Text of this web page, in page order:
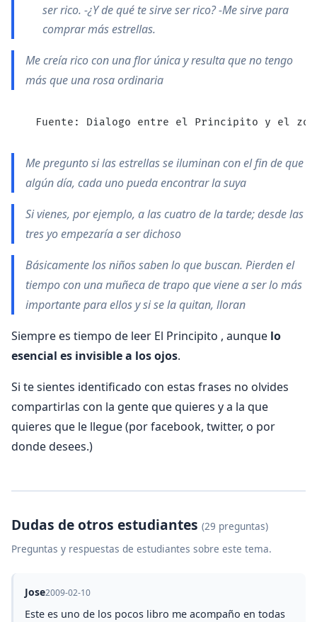
ser rico. -¿Y de qué te sirve ser rico? -Me sirve para
comprar más estrellas.
Me creí­a rico con una flor única y resulta que no tengo
más que una rosa ordinaria
Fuente: Dialogo entre el Principito y el
Me pregunto si las estrellas se iluminan con el fin de que
algún dí­a, cada uno pueda encontrar la suya
Si vienes, por ejemplo, a las cuatro de la tarde; desde las
tres yo empezarí­a a ser dichoso
Básicamente los niños saben lo que buscan. Pierden el
tiempo con una muñeca de trapo que viene a ser lo más
importante para ellos y si se la quitan, lloran
Siempre es tiempo de leer El Principito , aunque lo
esencial es invisible a los ojos.
Si te sientes identificado con estas frases no olvides
compartirlas con la gente que quieres y a la que
quieres que le llegue (por facebook, twitter, o por
donde desees.)
Dudas de otros estudiantes (29 preguntas)
Preguntas y respuestas de estudiantes sobre este tema.
Jose2009-02-10
Este es uno de los pocos libro me acompaño en todas